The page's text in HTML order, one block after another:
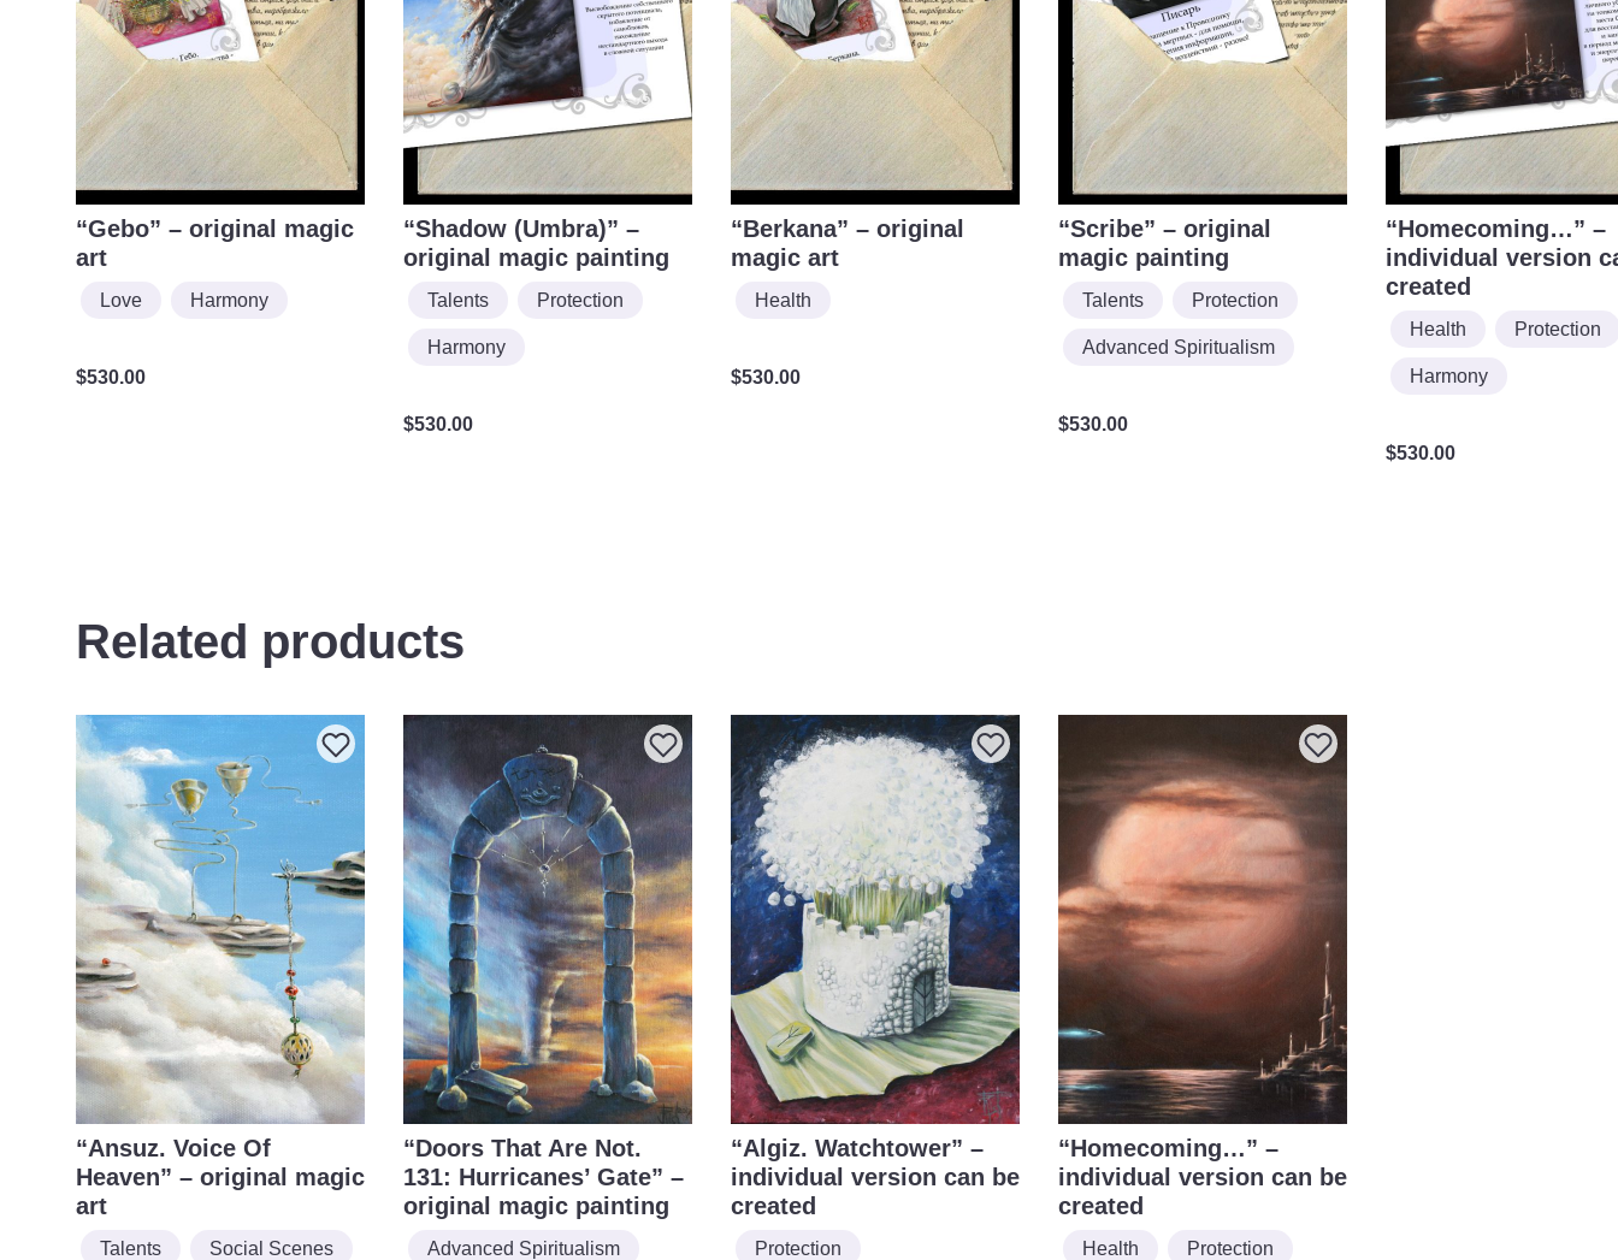
“Gebo” – original magic
art
Love Harmony
$530.00
“Shadow (Umbra)” –
original magic painting
Talents Protection
Harmony
$530.00
“Berkana” – original
magic art
Health
$530.00
“Scribe” – original
magic painting
Talents Protection
Advanced Spiritualism
$530.00
“Homecoming…” –
individual version
created
Health Protection
Harmony
$530.00
Related products
“Ansuz. Voice Of
Heaven” – original magic
art
Talents Social Scenes
“Doors That Are Not.
131: Hurricanes’ Gate” –
original magic painting
Advanced Spiritualism
“Algiz. Watchtower” –
individual version can be
created
Protection
“Homecoming…” –
individual version can be
created
Health Protection